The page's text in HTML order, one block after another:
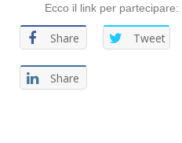
Ecco il link per partecipare:
Share Tweet
Share